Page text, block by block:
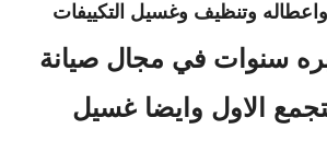
وتنظيف وغسيل التكييفات
سنوات في مجال صيانة
الاول وايضا غسيل